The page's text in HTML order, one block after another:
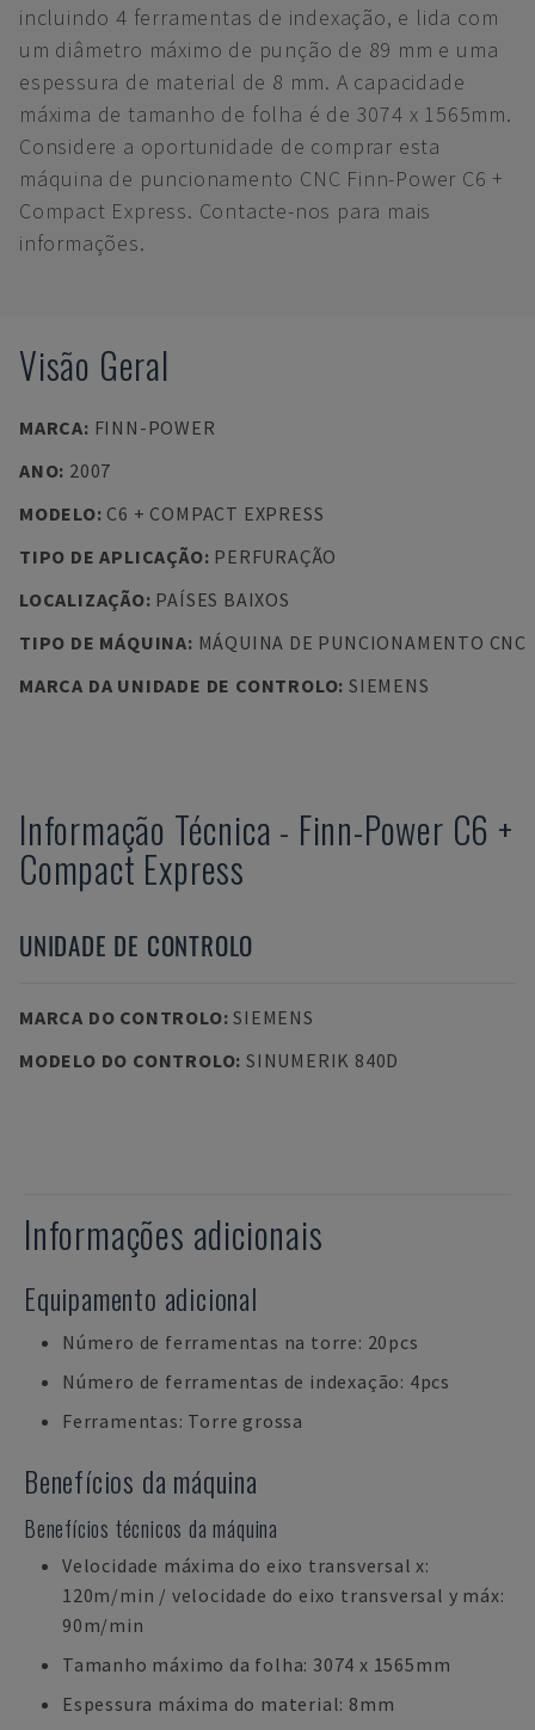
incluindo 4 ferramentas de indexação, e lida com
um diâmetro máximo de punção de 89 mm e uma
espessura de material de 8 mm. A capacidade
máxima de tamanho de folha é de 3074 x 1565mm.
Considere a oportunidade de comprar esta
máquina de puncionamento CNC Finn-Power C6 +
Compact Express. Contacte-nos para mais
informações.
Visão Geral
MARCA: FINN-POWER
ANO: 2007
MODELO: C6 + COMPACT EXPRESS
TIPO DE APLICAÇÃO: PERFURAÇÃO
LOCALIZAÇÃO: PAÍSES BAIXOS
TIPO DE MÁQUINA: MÁQUINA DE PUNCIONAMENTO CNC
MARCA DA UNIDADE DE CONTROLO: SIEMENS
Informação Técnica - Finn-Power C6 +
Compact Express
UNIDADE DE CONTROLO
MARCA DO CONTROLO:SIEMENS
MODELO DO CONTROLO: SINUMERIK 840D
Informações adicionais
Equipamento adicional
Número de ferramentas na torre: 20pcs
Número de ferramentas de indexação: 4pcs
Ferramentas: Torre grossa
Benefícios da máquina
Benefícios técnicos da máquina
Velocidade máxima do eixo transversal x:
120m/min / velocidade do eixo transversal y máx:
90m/min
Tamanho máximo da folha: 3074 x 1565mm
Espessura máxima do material: 8mm